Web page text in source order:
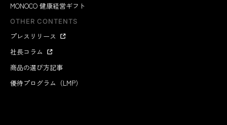
MONOCO 健康経営ギフト
OTHER CONTENTS
プレスリリース
社長コラム
商品の選び方記事
優待プログラム（LMP）